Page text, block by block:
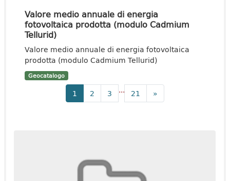
Valore medio annuale di energia
fotovoltaica prodotta (modulo Cadmium
Tellurid)
Valore medio annuale di energia fotovoltaica
prodotta (modulo Cadmium Tellurid)
Geocatalogo
1 2 3 ... 21 »